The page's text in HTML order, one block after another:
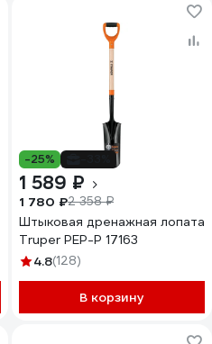
-25%
1 589 ₽
1 780 ₽2 358 ₽
Штыковая дренажная лопата
Truper PEP-P 17163
4.8(128)
В корзину